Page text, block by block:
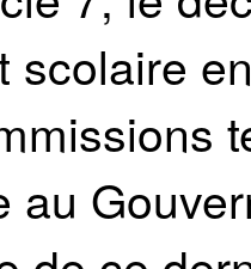
scolaire
au